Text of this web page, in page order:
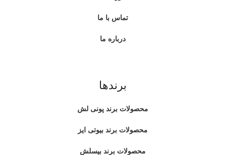
تماس با ما
درباره ما
برندها
محصولات برند پونی لش
محصولات برند بیوتی ایز
محصولات برند بیسلش